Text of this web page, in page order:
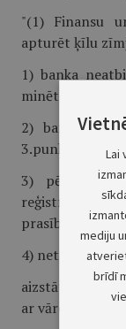
"(1) Finansu
apturēt ķīlu
1) banka
minētajiem
2) banka
3.punktā
3) pēc
reģistrā
prasībām;
4) netiek pildīti
aizstāt otrajā
ar vārdiem
Lai
mediju
brīdī